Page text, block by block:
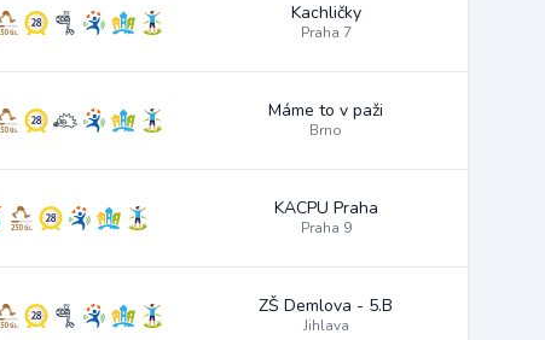
Kachličky
Praha 7
Máme to v paži
Brno
KACPU Praha
Praha 9
ZŠ Demlova - 5.B
Jihlava